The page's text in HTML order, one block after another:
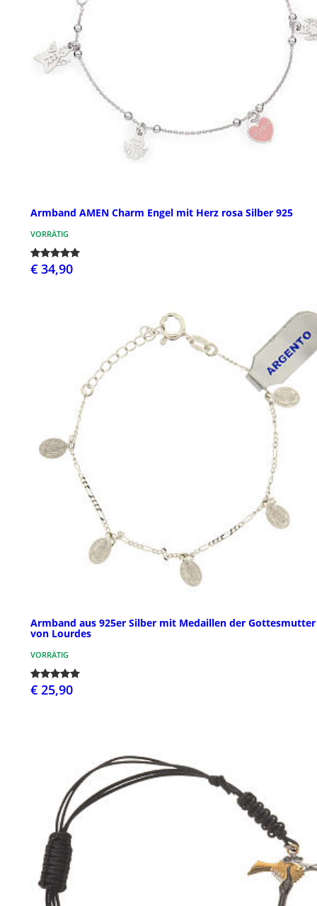
Armband AMEN Charm Engel mit Herz rosa Silber 925
VORRÄTIG
€ 34,90
Armband aus 925er Silber mit Medaillen der Gottesmutter
von Lourdes
VORRÄTIG
€ 25,90